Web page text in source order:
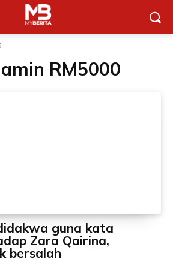
RM5000
guna kata
Zara Qairina,
bersalah